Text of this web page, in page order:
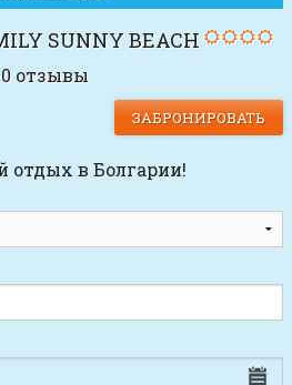
SUNNY BEACH
отзывы
ЗАБРОНИРОВАТЬ
отдых в Болгарии!